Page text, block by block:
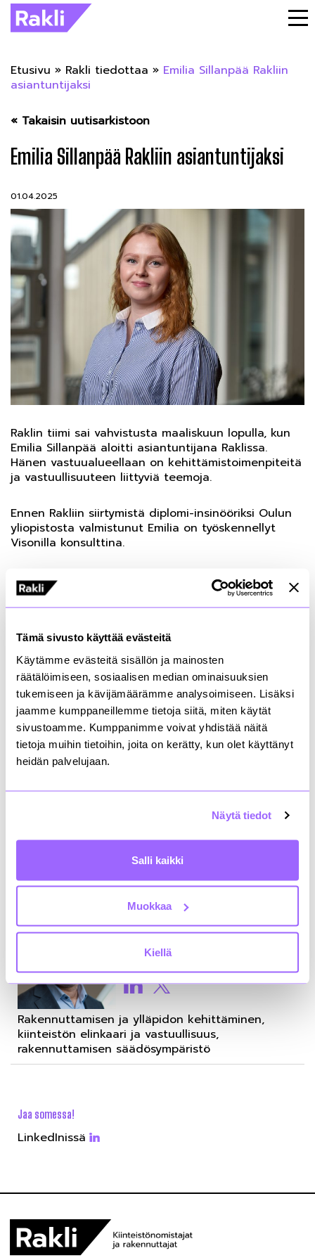
Tämä sivusto käyttää evästeitä
Käytämme evästeitä sisällön ja mainosten
räätälöimiseen, sosiaalisen median ominaisuuksien
tukemiseen ja kävijämäärämme analysoimiseen. Lisäksi
jaamme kumppaneillemme tietoja siitä, miten käytät
sivustoamme. Kumppanimme voivat yhdistää näitä
tietoja muihin tietoihin, joita on kerätty, kun olet käyttänyt
heidän palvelujaan.
Näytä tiedot
Salli kaikki
Muokkaa
Kiellä
Etusivu » Rakli tiedottaa » Emilia Sillanpää Rakliin
asiantuntijaksi
« Takaisin uutisarkistoon
Emilia Sillanpää Rakliin asiantuntijaksi
01.04.2025
Raklin tiimi sai vahvistusta maaliskuun lopulla, kun
Emilia Sillanpää aloitti asiantuntijana Raklissa.
Hänen vastuualueellaan on kehittämistoimenpiteitä
ja vastuullisuuteen liittyviä teemoja.
Ennen Rakliin siirtymistä diplomi-insinööriksi Oulun
yliopistosta valmistunut Emilia on työskennellyt
Visonilla konsulttina.
”Odottavin ja innostunein mielin aloitan Raklissa.
Esimerkiksi ESG-teemat ovat yhä keskeisempiä
kiinteistö- ja rakentamisalalla, ja on hienoa päästä
ratkaisuja, jotka tukevat niin ympäristön, sosiaalisen
vastuun kuin hyvän hallinnon tavoitteita. Myös
rakennuttamisen puolella on edessä monia
kehittämistoimenpiteitä, joiden parissa tulen
aktiivisesti työskentelemään.”
Lämpimästi tervetuloa Rakliin!
Asiantuntija, kehittäminen
etunimi.sukunimi@rakli.fi
Rakennuttamisen ja kiinteistönomistajan
vastuullisuustoiminnan kehittäminen
Tekninen johtaja
+358407207645
Rakennuttamisen ja ylläpidon kehittäminen,
kiinteistön elinkaari ja vastuullisuus,
rakennuttamisen säädösympäristö
Jaa somessa!
LinkedInissä